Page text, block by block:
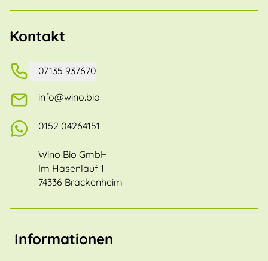
Kontakt
07135 937670
info@wino.bio
0152 04264151
Wino Bio GmbH
Im Hasenlauf 1
74336 Brackenheim
Informationen